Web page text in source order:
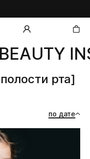
рта]
по дате